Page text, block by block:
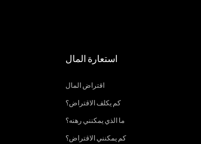
استعارة المال
اقتراض المال
كم يمكنني الاقتراض؟